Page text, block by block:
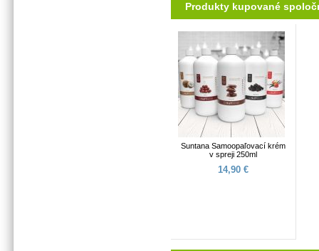
Produkty kupované
Suntana Samoopaľovací krém
v spreji 250ml
14,90 €